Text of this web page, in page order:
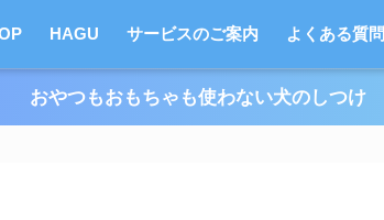
HAGU サービスのご案内 よくある質問
おやつもおもちゃも使わない犬のしつけ